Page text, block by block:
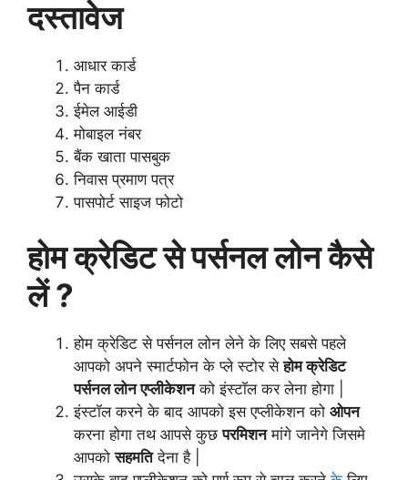
दस्तावेज
आधार कार्ड
पैन कार्ड
ईमेल आईडी
मोबाइल नंबर
बैंकखाता पासबुक
निवास प्रमाण पत्र
पासपोर्ट साइज फोटो
होम क्रेडिट से पर्सनल लोन कैसे
लें ?
होम क्रेडिट से पर्सनल लोन लेने के लिए सबसे पहले
आपको अपने स्मार्टफोन के प्ले स्टोर सेहोम क्रेडिट
पर्सनल लोन एप्लीकेशनको इंस्टॉल कर लेना होगा |
इंस्टॉल करने के बाद आपको इस एप्लीकेशन को ओपन
करना होगा तथ आपसे कुछपरमिशनमांगे जानेगे जिसमे
आपकोसहमतिदेना है |